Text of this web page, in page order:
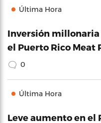
Última Hora
Inversión
el Puerto Rico Meat
0
Última Hora
Leve aumento en el